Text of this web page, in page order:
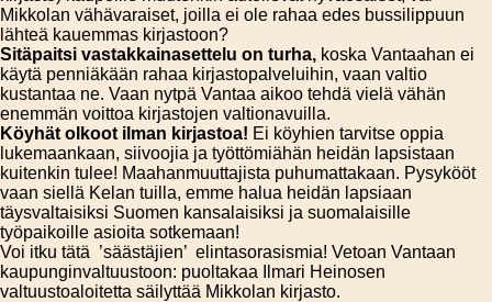
Mikkolan vähävaraiset, joilla ei ole rahaa edes bussilippuun
lähteä kauemmas kirjastoon?
Sitäpaitsi vastakkainasettelu on turha, koska Vantaahan ei
käytä penniäkään rahaa kirjastopalveluihin, vaan valtio
kustantaa ne. Vaan nytpä Vantaa aikoo tehdä vielä vähän
enemmän voittoa kirjastojen valtionavuilla.
Köyhät olkoot ilman kirjastoa! Ei köyhien tarvitse oppia
lukemaankaan, siivoojia ja työttömiähän heidän lapsistaan
kuitenkin tulee! Maahanmuuttajista puhumattakaan. Pysykööt
vaan siellä Kelan tuilla, emme halua heidän lapsiaan
täysvaltaisiksi Suomen kansalaisiksi ja suomalaisille
työpaikoille asioita sotkemaan!
Voi itku tätä ’säästäjien’ elintasorasismia! Vetoan Vantaan
kaupunginvaltuustoon: puoltakaa Ilmari Heinosen
valtuustoaloitetta säilyttää Mikkolan kirjasto.